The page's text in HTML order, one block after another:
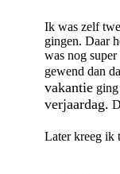
Ik was zelf
gingen. Daar
was nog
gewend dan
vakantie
verjaardag.
Later kreeg ik